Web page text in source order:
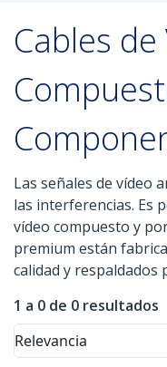
Cables
Las señales de vídeo
las interferencias. Es
vídeo compuesto y
premium están
calidad y
1 a 0 de 0 resultados
Relevancia